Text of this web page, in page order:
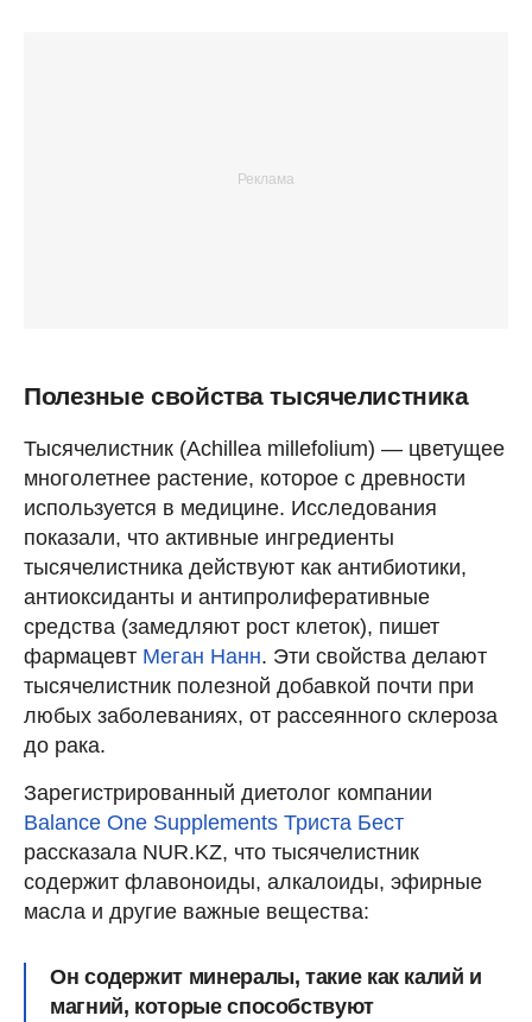
Полезные свойства тысячелистника
Тысячелистник (Achillea millefolium) — цветущее
многолетнее растение, которое с древности
используется в медицине. Исследования
показали, что активные ингредиенты
тысячелистника действуют как антибиотики,
антиоксиданты и антипролиферативные
средства (замедляют рост клеток), пишет
фармацевт Меган Нанн. Эти свойства делают
тысячелистник полезной добавкой почти при
любых заболеваниях, от рассеянного склероза
до рака.
Зарегистрированный диетолог компании
Balance One Supplements Триста Бест
рассказала NUR.KZ, что тысячелистник
содержит флавоноиды, алкалоиды, эфирные
масла и другие важные вещества:
Он содержит минералы, такие как калий и
магний, которые способствуют